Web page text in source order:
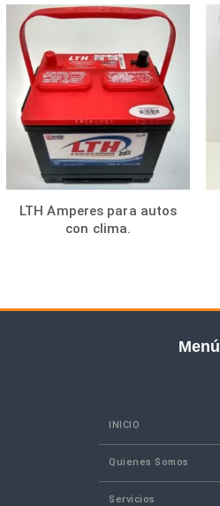
LTH Amperes para autos
con clima.
Menú
INICIO
Quienes Somos
Servicios